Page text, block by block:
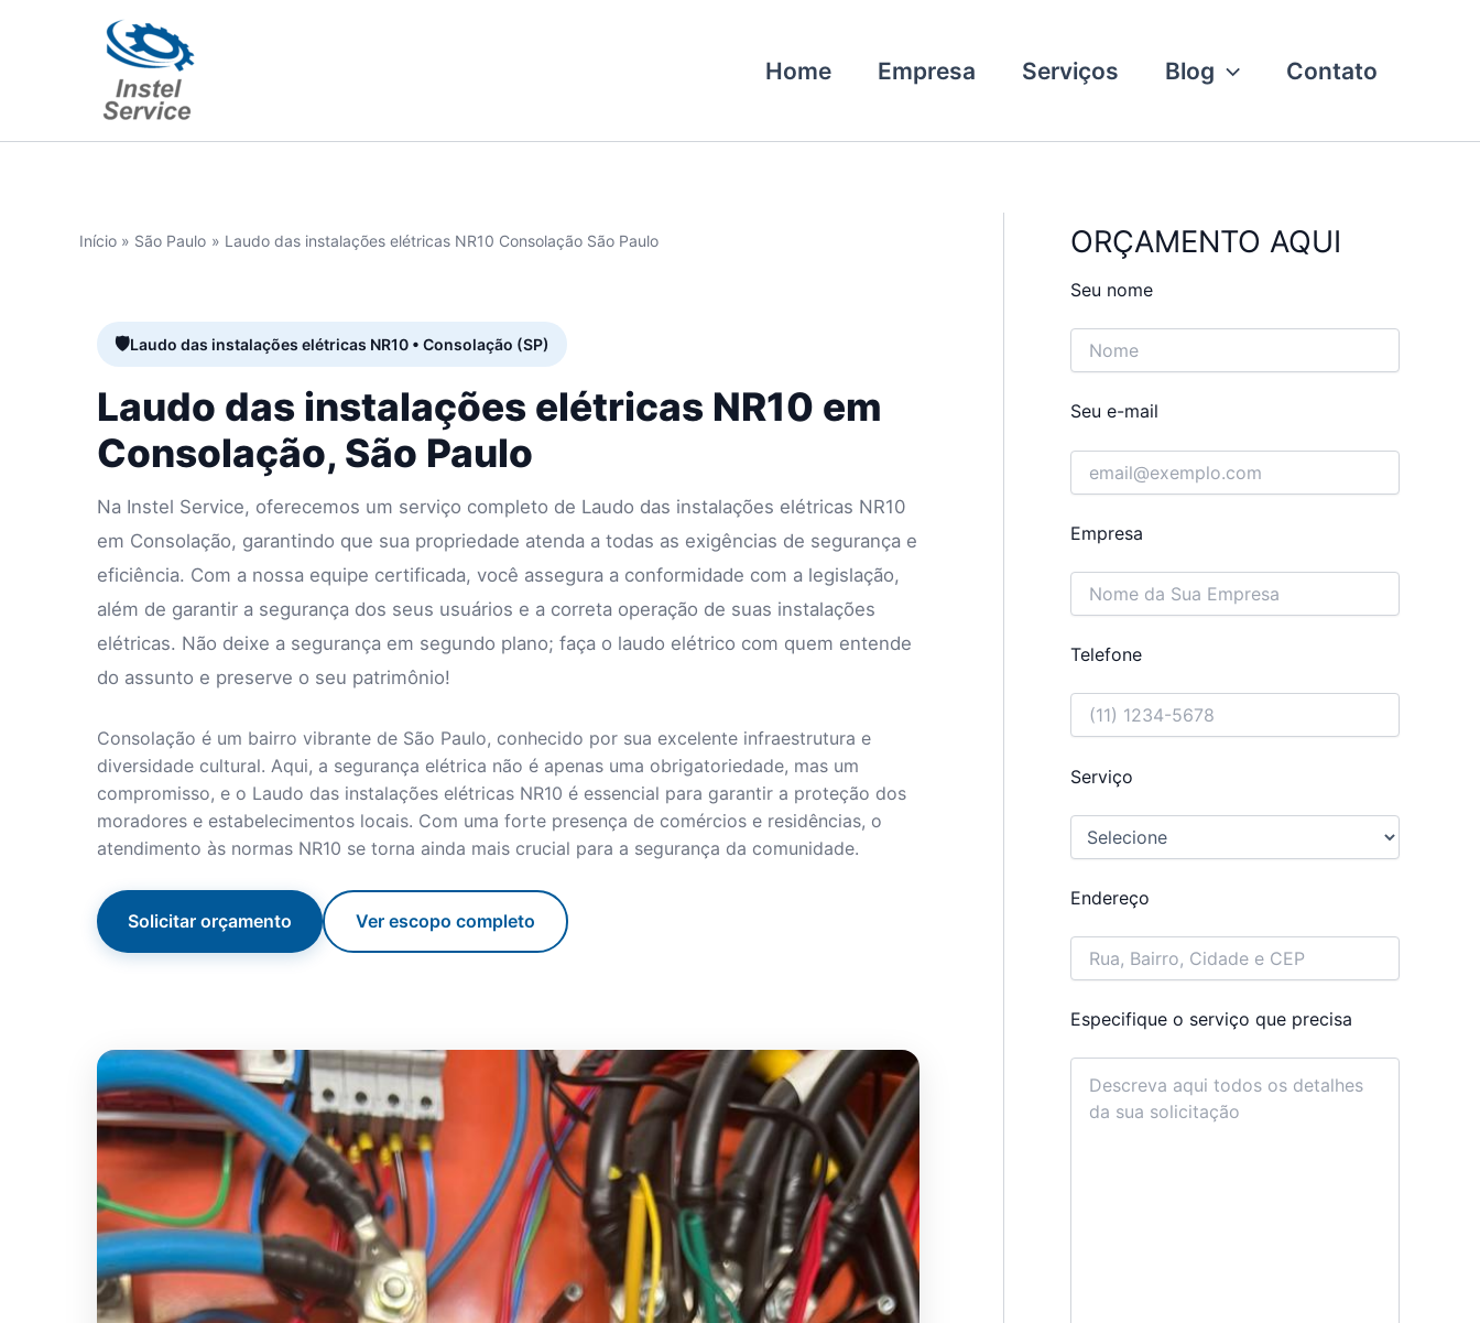
Home Empresa Serviços Blog Contato
Início São Paulo Laudo das instalações elétricas NR10 Consolação São Paulo
Laudo das instalações elétricas NR10 • Consolação (SP)
Laudo das instalações elétricas NR10 em
Consolação, São Paulo
Na Instel Service, oferecemos um serviço completo de Laudo das instalações elétricas NR10
em Consolação, garantindo que sua propriedade atenda a todas as exigências de segurança e
eficiência. Com a nossa equipe certificada, você assegura a conformidade com a legislação,
além de garantir a segurança dos seus usuários e a correta operação de suas instalações
elétricas. Não deixe a segurança em segundo plano; faça o laudo elétrico com quem entende
do assunto e preserve o seu patrimônio!
Consolação é um bairro vibrante de São Paulo, conhecido por sua excelente infraestrutura e
diversidade cultural. Aqui, a segurança elétrica não é apenas uma obrigatoriedade, mas um
compromisso, e o Laudo das instalações elétricas NR10 é essencial para garantir a proteção dos
moradores e estabelecimentos locais. Com uma forte presença de comércios e residências, o
atendimento às normas NR10 se torna ainda mais crucial para a segurança da comunidade.
Solicitar orçamento Ver escopo completo
ORÇAMENTO AQUI
Seu nome
Seu e-mail
Empresa
Telefone
Serviço
Endereço
Especifique o serviço que precisa